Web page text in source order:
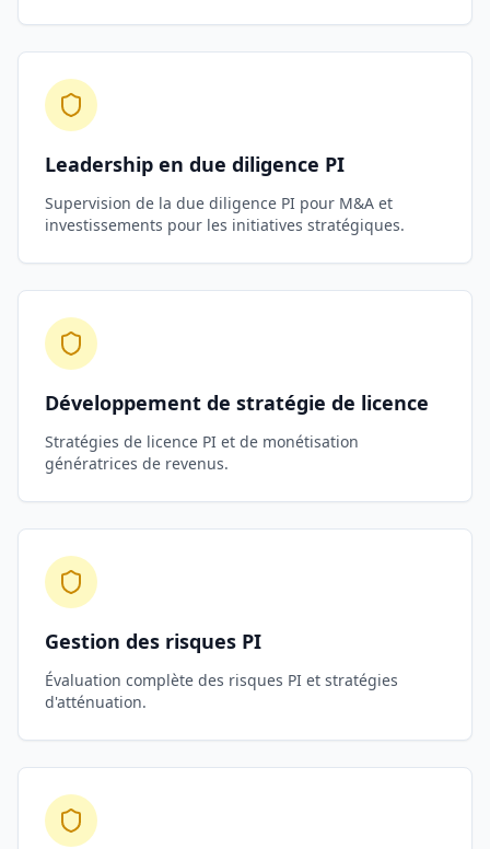
Leadership en due diligence PI
Supervision de la due diligence PI pour M&A et
investissements pour les initiatives stratégiques.
Développement de stratégie de licence
Stratégies de licence PI et de monétisation
génératrices de revenus.
Gestion des risques PI
Évaluation complète des risques PI et stratégies
d'atténuation.